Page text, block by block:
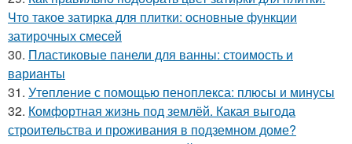
Что такое затирка для плитки: основные функции
затирочных смесей
30. Пластиковые панели для ванны: стоимость и
варианты
31. Утепление с помощью пеноплекса: плюсы и минусы
32. Комфортная жизнь под землёй. Какая выгода
строительства и проживания в подземном доме?